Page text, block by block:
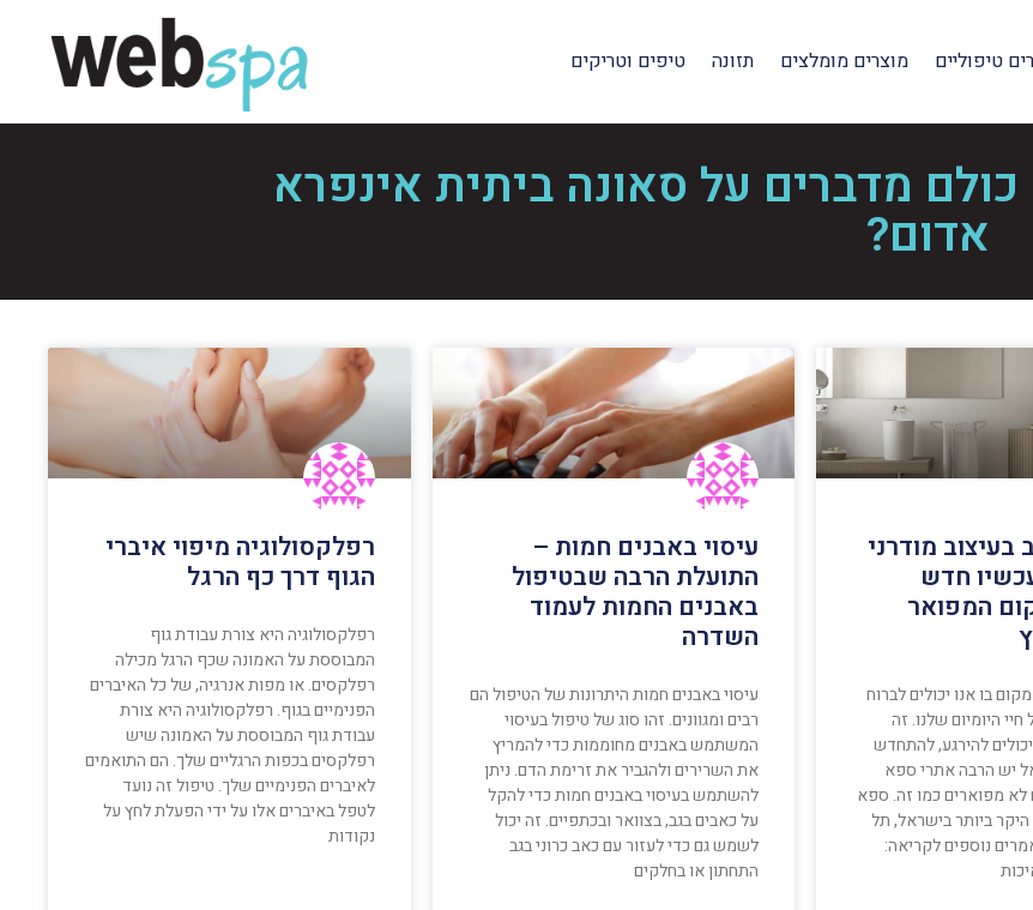
טיפוליים מוצרים מומלצים תזונה טיפים וטריקים
מדברים על סאונה ביתית אינפרא
אדום?
מודרני
חדש
המפואר
בו אנו יכולים לברוח
היומיום שלנו. זה
להירגע, להתחדש
יש הרבה אתרי ספא
לא מפוארים כמו זה. ספא
ביותר בישראל, תל
נוספים לקריאה:
עיסוי באבנים חמות –
התועלת הרבה שבטיפול
באבנים החמות לעמוד
השדרה
עיסוי באבנים חמות היתרונות של הטיפול הם
רבים ומגוונים. זהו סוג של טיפול בעיסוי
המשתמש באבנים מחוממות כדי להמריץ
את השרירים ולהגביר את זרימת הדם. ניתן
להשתמש בעיסוי באבנים חמות כדי להקל
על כאבים בגב, בצוואר ובכתפיים. זה יכול
לשמש גם כדי לעזור עם כאב כרוני בגב
התחתון או בחלקים
רפלקסולוגיה מיפוי איברי
הגוף דרך כף הרגל
רפלקסולוגיה היא צורת עבודת גוף
המבוססת על האמונה שכף הרגל מכילה
רפלקסים. או מפות אנרגיה, של כל האיברים
הפנימיים בגוף. רפלקסולוגיה היא צורת
עבודת גוף המבוססת על האמונה שיש
רפלקסים בכפות הרגליים שלך. הם התואמים
לאיברים הפנימיים שלך. טיפול זה נועד
לטפל באיברים אלו על ידי הפעלת לחץ על
נקודות